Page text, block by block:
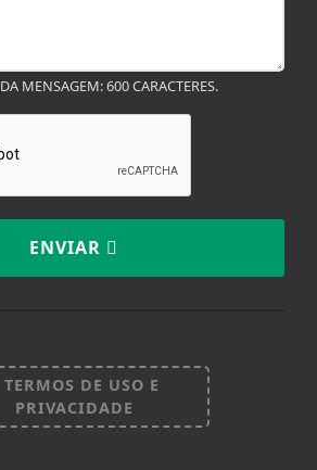
MENSAGEM: 600 CARACTERES.
ENVIAR
TERMOS DE USO E
PRIVACIDADE